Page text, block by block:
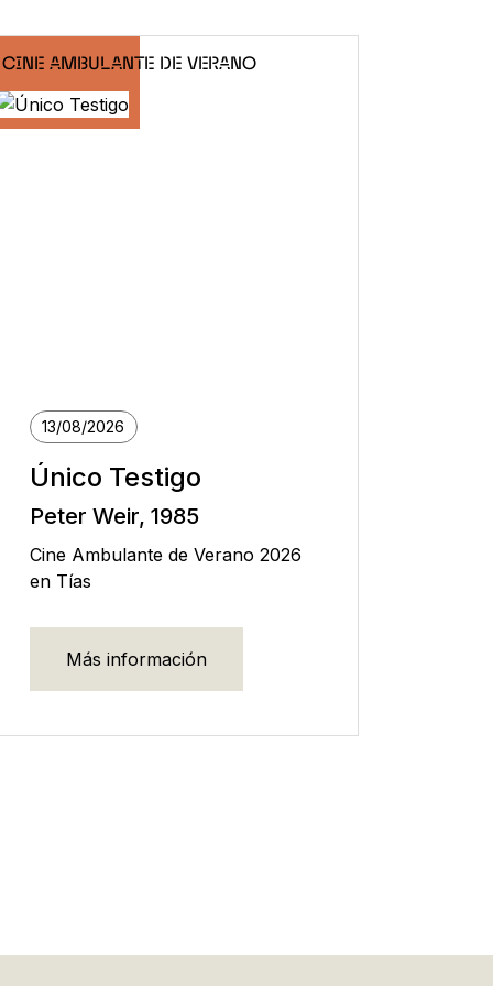
CINE AMBULANTE DE VERANO
13/08/2026
Único Testigo
Peter Weir, 1985
Cine Ambulante de Verano 2026
en Tías
Más información